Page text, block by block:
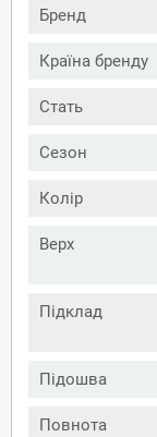
Бренд
Країна бренду
Стать
Сезон
Колір
Верх
Підклад
Підошва
Повнота